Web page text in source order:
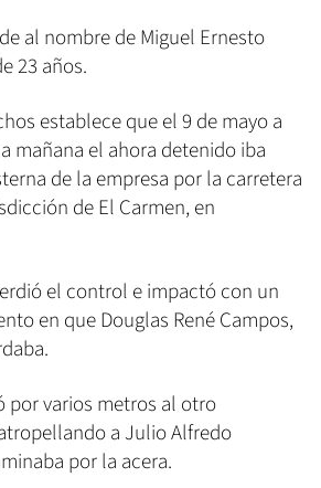
al nombre de Miguel Ernesto
23 años.
establece que el 9 de mayo a
mañana el ahora detenido iba
de la empresa por la carretera
de El Carmen, en
el control e impactó con un
en que Douglas René Campos,
por varios metros al otro
a Julio Alfredo
por la acera.